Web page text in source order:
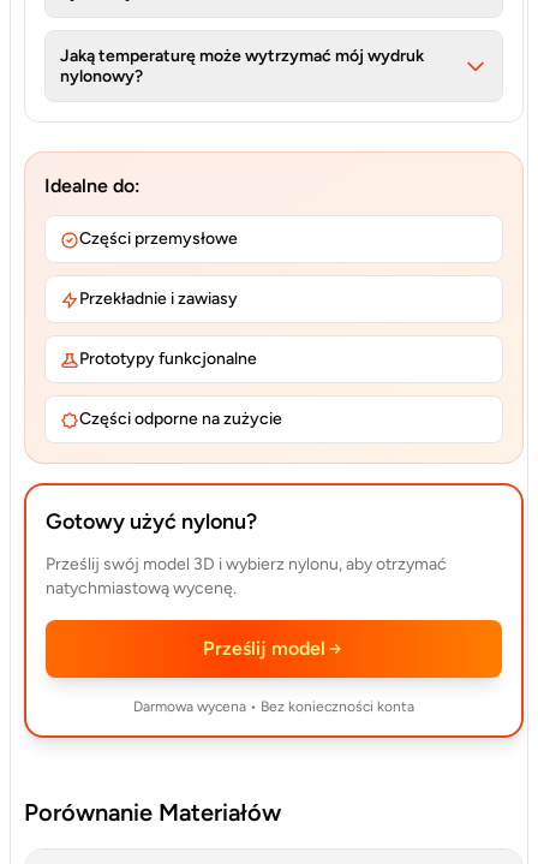
Jaką temperaturę może wytrzymać mój wydruk
nylonowy?
Idealne do:
Części przemysłowe
Przekładnie i zawiasy
Prototypy funkcjonalne
Części odporne na zużycie
Gotowy użyć nylonu?
Prześlij swój model 3D i wybierz nylonu, aby otrzymać
natychmiastową wycenę.
Prześlij model
Darmowa wycena • Bez konieczności konta
Porównanie Materiałów